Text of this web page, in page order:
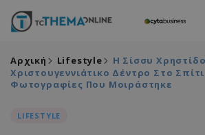
Αρχική Lifestyle
Η Σίσσυ
Χριστουγεννιάτικο Δέντρο Στο
Φωτογραφίες Που Μοιράστηκε
LIFESTYLE